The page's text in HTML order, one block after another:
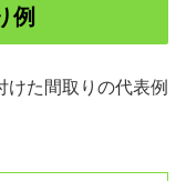
例
けた間取りの代表例